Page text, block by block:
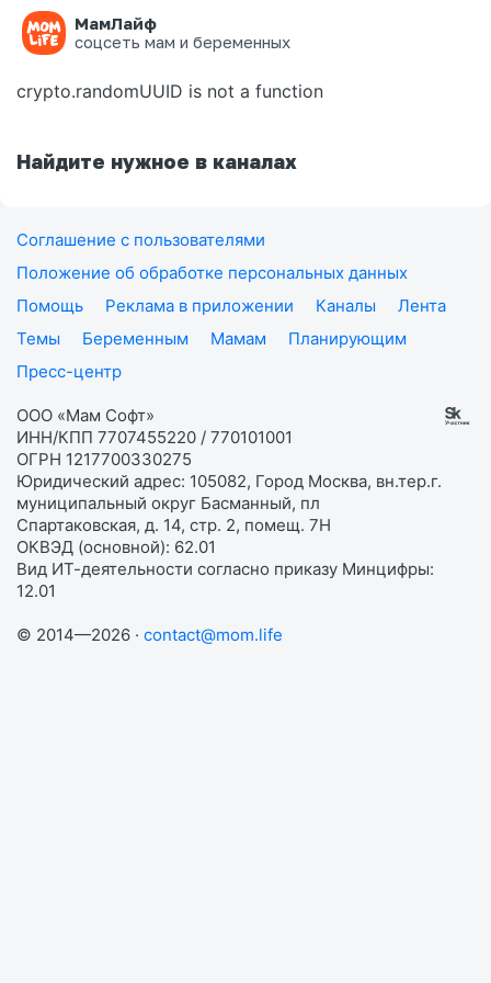
МамЛайф
соцсеть мам и беременных
Ошибка на странице
crypto.randomUUID is not a function
Найдите нужное в каналах
Соглашение с пользователями
Положение об обработке персональных данных
Помощь
Реклама в приложении Каналы
Лента
Темы
Беременным Мамам
Планирующим
Пресс-центр
ООО «Мам Софт»
ИНН/КПП 7707455220 / 770101001
ОГРН 1217700330275
Юридический адрес: 105082, Город Москва, вн.тер.г.
муниципальный округ Басманный, пл
Спартаковская, д. 14, стр. 2, помещ. 7Н
ОКВЭД (основной): 62.01
Вид ИТ-деятельности согласно приказу Минцифры:
12.01
© 2014—2026 · contact@mom.life